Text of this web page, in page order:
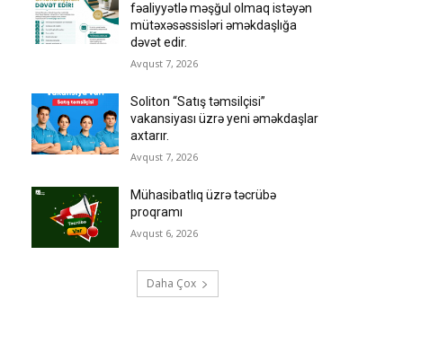
fəaliyyətlə məşğul olmaq istəyən
mütəxəsəssisləri əməkdaşlığa
dəvət edir.
Avqust 7, 2026
Soliton “Satış təmsilçisi”
vakansiyası üzrə yeni əməkdaşlar
axtarır.
Avqust 7, 2026
Mühasibatlıq üzrə təcrübə
proqramı
Avqust 6, 2026
Daha Çox